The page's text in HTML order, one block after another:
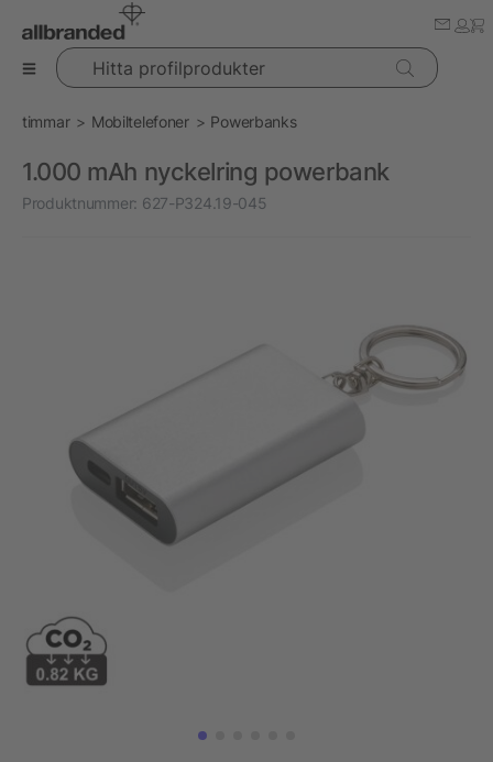
Hitta profilprodukter
timmar Mobiltelefoner Powerbanks
1.000 mAh nyckelring powerbank
Produktnummer: 627-P324.19-045